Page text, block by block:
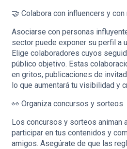
🤝 Colabora con influencers y con
Asociarse con personas
sector puede exponer su perfil a
Elige colaboradores cuyos
público objetivo. Estas
en gritos, publicaciones de
lo que aumentará tu visibilidad y
👀 Organiza concursos y sorteos
Los concursos y sorteos animan
participar en tus contenidos y
amigos. Asegúrate de que las